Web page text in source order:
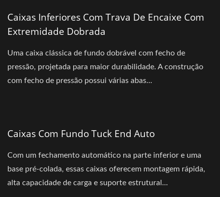
Caixas Inferiores Com Trava De Encaixe Com
Extremidade Dobrada
Uma caixa clássica de fundo dobrável com fecho de
pressão, projetada para maior durabilidade. A construção
com fecho de pressão possui várias abas...
Caixas Com Fundo Tuck End Auto
Com um fechamento automático na parte inferior e uma
base pré-colada, essas caixas oferecem montagem rápida,
alta capacidade de carga e suporte estrutural...